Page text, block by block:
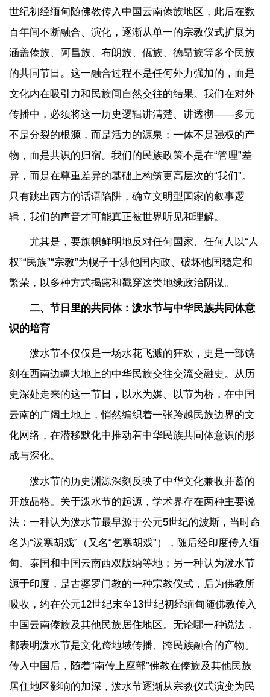
世纪初经缅甸随佛教传入中国云南傣族地区，此后在数
百年间不断融合、演化，逐渐从单一的宗教仪式扩展为
涵盖傣族、阿昌族、布朗族、佤族、德昂族等多个民族
的共同节日。这一融合过程不是任何外力强加的，而是
文化内在吸引力和民族间自然交往的结果。我们在对外
传播中，必须将这一历史逻辑讲清楚、讲透彻——多元
不是分裂的根源，而是活力的源泉；一体不是强权的产
物，而是共识的归宿。我们的民族政策不是在“管理”差
异，而是在尊重差异的基础上构筑更高层次的“我们”。
只有跳出西方的话语陷阱，确立文明型国家的叙事逻
辑，我们的声音才可能真正被世界听见和理解。
尤其是，要旗帜鲜明地反对任何国家、任何人以“人
权”“民族”“宗教”为幌子干涉他国内政、破坏他国稳定和
繁荣，以多种方式揭露和戳穿这类地缘政治阴谋。
二、节日里的共同体：泼水节与中华民族共同体意
识的培育
泼水节不仅仅是一场水花飞溅的狂欢，更是一部镌
刻在西南边疆大地上的中华民族交往交流交融史。从历
史深处走来的这一节日，以水为媒、以节为桥，在中国
云南的广阔土地上，悄然编织着一张跨越民族边界的文
化网络，在潜移默化中推动着中华民族共同体意识的形
成与深化。
泼水节的历史渊源深刻反映了中华文化兼收并蓄的
开放品格。关于泼水节的起源，学术界存在两种主要说
法：一种认为泼水节最早源于公元5世纪的波斯，当时命
名为“泼寒胡戏”（又名“乞寒胡戏”），随后经印度传入缅
甸、泰国和中国云南西双版纳等地；另一种认为泼水节
源于印度，是古婆罗门教的一种宗教仪式，后为佛教所
吸收，约在公元12世纪末至13世纪初经缅甸随佛教传入
中国云南傣族及其他民族居住地区。无论哪一种说法，
都表明泼水节是文化跨地域传播、跨民族融合的产物。
传入中国后，随着“南传上座部”佛教在傣族及其他民族
居住地区影响的加深，泼水节逐渐从宗教仪式演变为民